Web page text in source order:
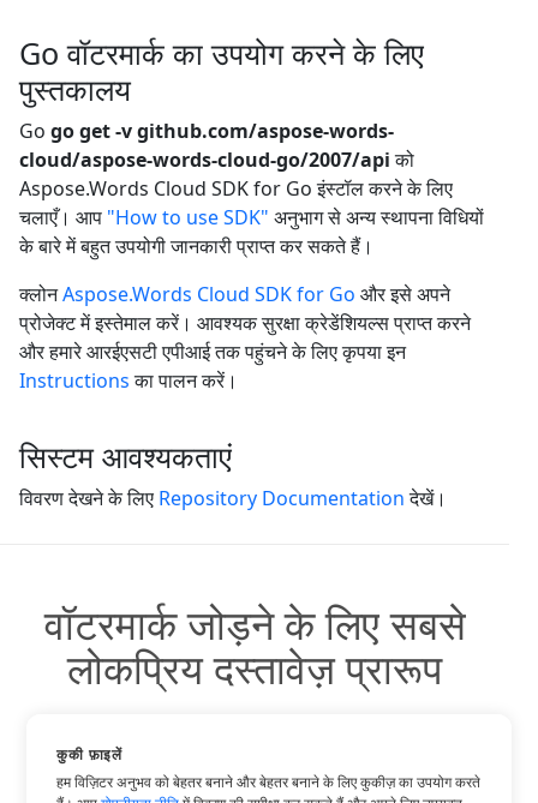
Go वॉटरमार्क का उपयोग करने के लिए
पुस्तकालय
Go go get -v github.com/aspose-words-
cloud/aspose-words-cloud-go/2007/apiको
Aspose.Words Cloud SDK for Go इंस्टॉल करने के लिए
चलाएँ। आप "How to use SDK" अनुभाग से अन्य स्थापना विधियों
के बारे में बहुत उपयोगी जानकारी प्राप्त कर सकते हैं।
क्लोनAspose.Words Cloud SDK for Go और इसे अपने
प्रोजेक्ट में इस्तेमाल करें। आवश्यक सुरक्षा क्रेडेंशियल्स प्राप्त करने
और हमारे आरईएसटी एपीआई तक पहुंचने के लिए कृपया इन
Instructionsका पालन करें।
सिस्टम आवश्यकताएं
विवरण देखने के लिए Repository Documentationदेखें।
वॉटरमार्क जोड़ने के लिए सबसे
लोकप्रिय दस्तावेज़ प्रारूप
वाटर-मार्क DOC
कुकी फ़ाइलें
हम विज़िटर अनुभव को बेहतर बनाने और बेहतर बनाने के लिए कुकीज़ का उपयोग करते